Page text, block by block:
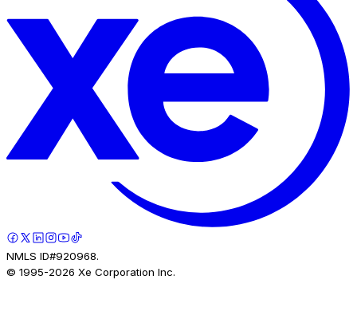
NMLS ID#920968.
© 1995-2026 Xe Corporation Inc.